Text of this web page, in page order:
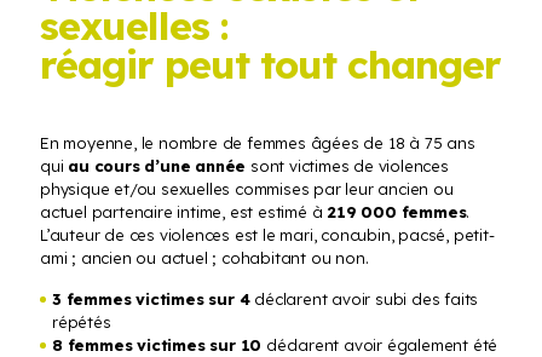
sexuelles :
réagir peut tout changer
En moyenne, le nombre de femmes âgées de 18 à 75 ans
qui au cours d’une année sont victimes de violences
physique et/ou sexuelles commises par leur ancien ou
actuel partenaire intime, est estimé à 219 000 femmes.
L’auteur de ces violences est le mari, concubin, pacsé, petit-
ami ; ancien ou actuel ; cohabitant ou non.
3 femmes victimes sur 4déclarent avoir subi des faits
répétés
8 femmes victimes sur 10 déclarent avoir également été